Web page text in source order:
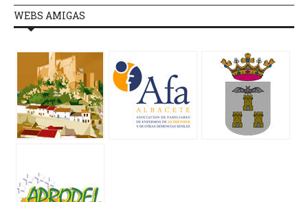
WEBS AMIGAS